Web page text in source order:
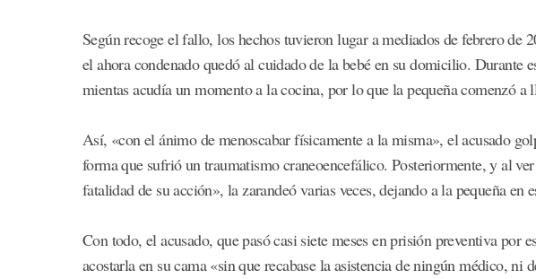
Según recoge el fallo, los hechos tuvieron lugar a mediados de febrero de
el ahora condenado quedó al cuidado de la bebé en su domicilio. Durante
mientas acudía un momento a la cocina, por lo que la pequeña comenzó a
Así, «con el ánimo de menoscabar físicamente a la misma», el acusado
forma que sufrió un traumatismo craneoencefálico. Posteriormente, y al
fatalidad de su acción», la zarandeó varias veces, dejando a la pequeña en
Con todo, el acusado, que pasó casi siete meses en prisión preventiva por
acostarla en su cama «sin que recabase la asistencia de ningún médico,